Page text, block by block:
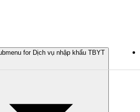
for Dịch vụ nhập khẩu TBYT